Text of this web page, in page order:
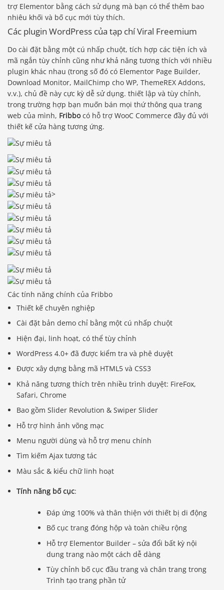
trợ Elementor bằng cách sử dụng mà bạn có thể thêm bao
nhiêu khối và bố cục mới tùy thích.
Các plugin WordPress của tạp chí Viral Freemium
Do cài đặt bằng một cú nhấp chuột, tích hợp các tiện ích và
mã ngắn tùy chỉnh cũng như khả năng tương thích với nhiều
plugin khác nhau (trong số đó có Elementor Page Builder,
Download Monitor, MailChimp cho WP, ThemeREX Addons,
v.v.), chủ đề này cực kỳ dễ sử dụng. thiết lập và tùy chỉnh,
trong trường hợp bạn muốn bán mọi thứ thông qua trang
web của mình, Fribbocó hỗ trợ WooC Commerce đầy đủ với
thiết kế cửa hàng tương ứng.
>
Các tính năng chính của Fribbo
Thiết kế chuyên nghiệp
Cài đặt bản demo chỉ bằng một cú nhấp chuột
Hiện đại, linh hoạt, có thể tùy chỉnh
WordPress 4.0+ đã được kiểm tra và phê duyệt
Được xây dựng bằng mã HTML5 và CSS3
Khả năng tương thích trên nhiều trình duyệt: FireFox,
Safari, Chrome
Bao gồm Slider Revolution & Swiper Slider
Hỗ trợ hình ảnh võng mạc
Menu người dùng và hỗ trợ menu chính
Tìm kiếm Ajax tương tác
Màu sắc & kiểu chữ linh hoạt
Tính năng bố cục:
Đáp ứng 100% và thân thiện với thiết bị di động
Bố cục trang đóng hộp và toàn chiều rộng
Hỗ trợ Elementor Builder – sửa đổi bất kỳ nội
dung trang nào một cách dễ dàng
Tùy chỉnh bố cục đầu trang và chân trang trong
Trình tạo trang phần tử